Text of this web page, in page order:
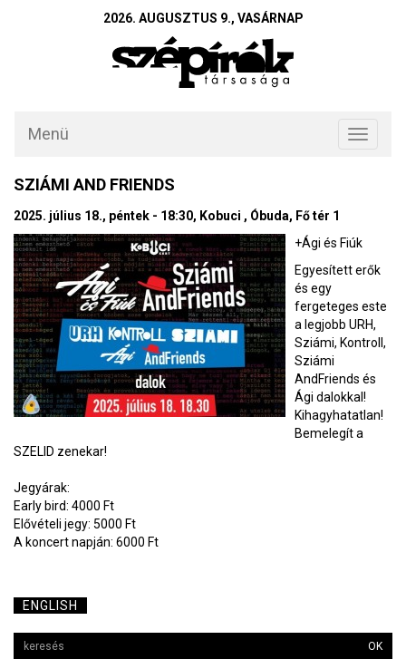
2026. AUGUSZTUS 9., VASÁRNAP
Toggle
Menü
SZIÁMI AND FRIENDS
2025. július 18., péntek - 18:30, Kobuci , Óbuda, Fő tér 1
+Ági és Fiúk
Egyesített erők
és egy
fergeteges este
a legjobb URH,
Sziámi, Kontroll,
Sziámi
AndFriends és
Ági dalokkal!
Kihagyhatatlan!
Bemelegít a
SZELID zenekar!
Jegyárak:
Early bird: 4000 Ft
Elővételi jegy: 5000 Ft
A koncert napján: 6000 Ft
ENGLISH
OK